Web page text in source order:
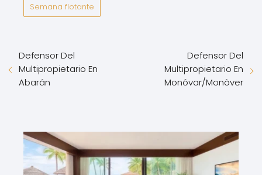
Semana flotante
Defensor Del
Multipropietario En
Abarán
Defensor Del
Multipropietario En
Monóvar/Monòver